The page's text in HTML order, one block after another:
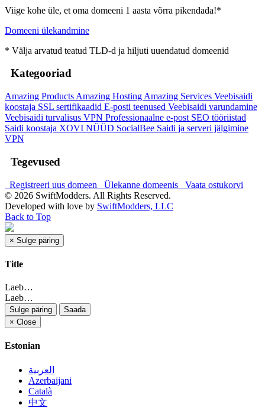
Viige kohe üle, et oma domeeni 1 aasta võrra pikendada!*
Domeeni ülekandmine
* Välja arvatud teatud TLD-d ja hiljuti uuendatud domeenid
Kategooriad
Amazing Products Amazing Hosting Amazing Services Veebisaidi
koostaja SSL sertifikaadid E-posti teenused Veebisaidi varundamine
Veebisaidi turvalisus VPN Professionaalne e-post SEO tööriistad
Saidi koostaja XOVI NÜÜD SocialBee Saidi ja serveri jälgimine
VPN
Tegevused
Registreeri uus domeen Ülekanne domeenis
Vaata ostukorvi
© 2026 SwiftModders. All Rights Reserved.
Developed with love by SwiftModders, LLC
Back to Top
× Sulge päring
Title
Laeb…
Laeb…
Sulge päring
Saada
× Close
Estonian
العربية
Azerbaijani
Català
中文